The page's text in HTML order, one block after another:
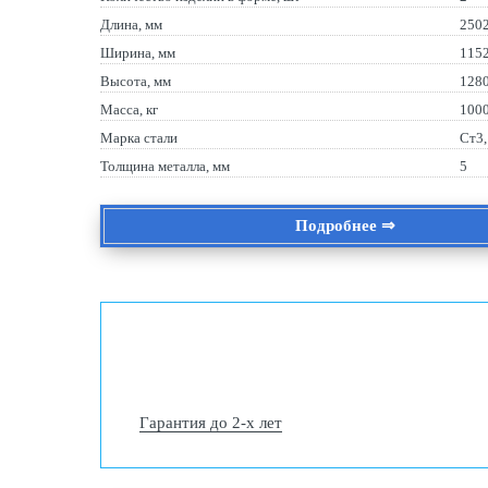
Длина, мм
2502
Ширина, мм
1152
Высота, мм
1280
Масса, кг
1000
Марка стали
Толщина металла, мм
5
Подробнее ⇒
Гарантия до 2-х лет